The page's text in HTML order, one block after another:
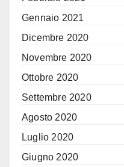
Gennaio 2021
Dicembre 2020
Novembre 2020
Ottobre 2020
Settembre 2020
Agosto 2020
Luglio 2020
Giugno 2020